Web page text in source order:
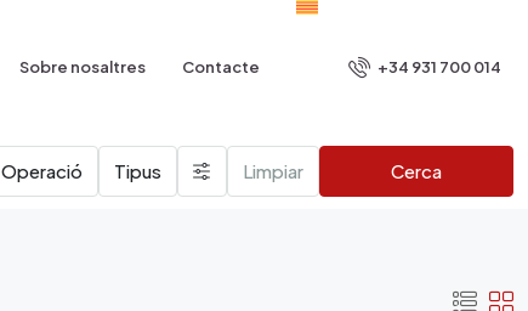
Sobre nosaltres Contacte +34 931 700 014
Operació Tipus Limpiar Cerca